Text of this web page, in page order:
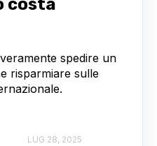
costa
spedire un
risparmiare sulle
LUG 28, 2025